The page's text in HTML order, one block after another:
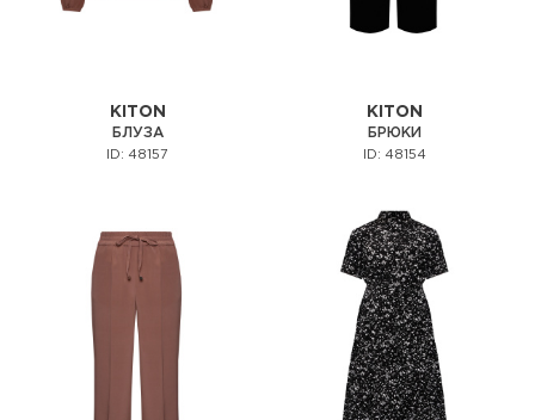
KITON
БЛУЗА
ID: 48157
KITON
БРЮКИ
ID: 48154